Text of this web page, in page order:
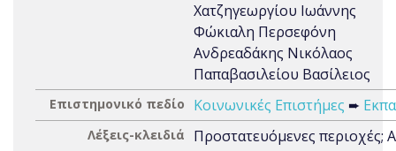
Χατζηγεωργίου Ιωάννης
Φώκιαλη Περσεφόνη
Ανδρεαδάκης Νικόλαος
Παπαβασιλείου Βασίλειος
Επιστημονικό πεδίο Κοινωνικές Επιστήμες ➨
Λέξεις-κλειδιά
Προστατευόμενες περιοχές;